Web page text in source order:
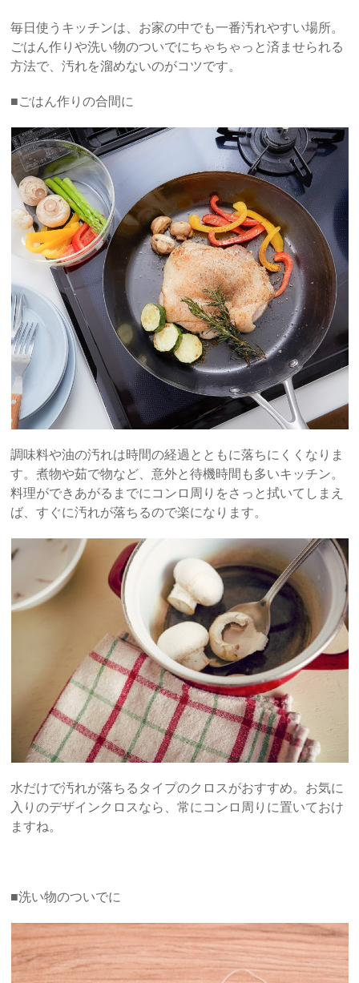
毎日使うキッチンは、お家の中でも一番汚れやすい場所。
ごはん作りや洗い物のついでにちゃちゃっと済ませられる
方法で、汚れを溜めないのがコツです。
■ごはん作りの合間に
調味料や油の汚れは時間の経過とともに落ちにくくなりま
す。煮物や茹で物など、意外と待機時間も多いキッチン。
料理ができあがるまでにコンロ周りをさっと拭いてしまえ
ば、すぐに汚れが落ちるので楽になります。
水だけで汚れが落ちるタイプのクロスがおすすめ。お気に
入りのデザインクロスなら、常にコンロ周りに置いておけ
ますね。
■洗い物のついでに